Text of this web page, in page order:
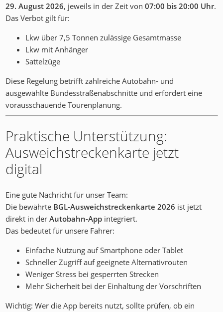
29. August 2026, jeweils in der Zeit von 07:00 bis 20:00 Uhr.
Das Verbot gilt für:
Lkw über 7,5 Tonnen zulässige Gesamtmasse
Lkw mit Anhänger
Sattelzüge
Diese Regelung betrifft zahlreiche Autobahn- und
ausgewählte Bundesstraßenabschnitte und erfordert eine
vorausschauende Tourenplanung.
Praktische Unterstützung:
Ausweichstreckenkarte jetzt
digital
Eine gute Nachricht für unser Team:
Die bewährte BGL-Ausweichstreckenkarte 2026 ist jetzt
direkt in derAutobahn-Appintegriert.
Das bedeutet für unsere Fahrer:
Einfache Nutzung auf Smartphone oder Tablet
Schneller Zugriff auf geeignete Alternativrouten
Weniger Stress bei gesperrten Strecken
Mehr Sicherheit bei der Einhaltung der Vorschriften
Wichtig: Wer die App bereits nutzt, sollte prüfen, ob ein